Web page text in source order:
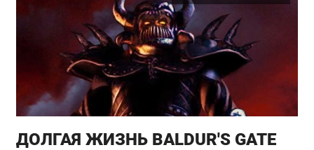
ДОЛГАЯ ЖИЗНЬ BALDUR'S GATE